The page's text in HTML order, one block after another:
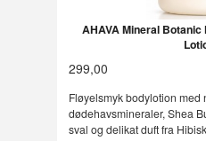
AHAVA Mineral
299,00
Fløyelsmyk bodylotion
dødehavsmineraler, Shea
sval og delikat duft fra